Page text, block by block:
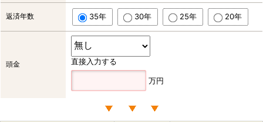
返済年数 35年 30年 25年 20年
頭金 直接入力する
万円